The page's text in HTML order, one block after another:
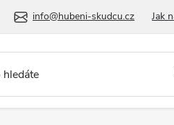
info@hubeni-skudcu.cz Jak